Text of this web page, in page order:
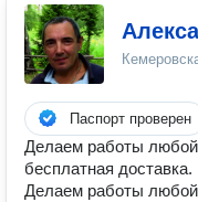
Паспорт проверен
Делаем работы любой
бесплатная доставка.
Делаем работы любой